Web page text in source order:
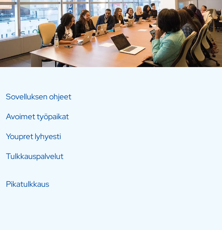
Sovelluksen ohjeet
Avoimet työpaikat
Youpret lyhyesti
Tulkkauspalvelut
Pikatulkkaus